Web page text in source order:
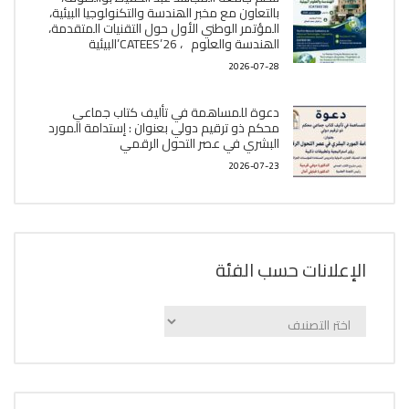
بالتعاون مع مخبر الھندسة والتكنولوجيا البیئیة،
المؤتمر الوطني الأول حول التقنيات المتقدمة،
الھندسة والعلوم ، CATEES’26’البیئية
2026-07-28
دعوة للمساهمة في تأليف كتاب جماعي
محكم ذو ترقيم دولي بعنوان : إستدامة المورد
البشري في عصر التحول الرقمي
2026-07-23
الإعلانات حسب الفئة
الإعلانات